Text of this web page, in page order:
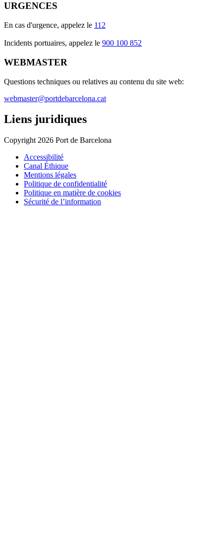
URGENCES
En cas d'urgence, appelez le 112
Incidents portuaires, appelez le 900 100 852
WEBMASTER
Questions techniques ou relatives au contenu du site web:
webmaster@portdebarcelona.cat
Liens juridiques
Copyright 2026 Port de Barcelona
Accessibilité
Canal Éthique
Mentions légales
Politique de confidentialité
Politique en matière de cookies
Sécurité de l’information